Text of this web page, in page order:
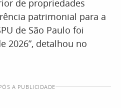
de propriedades
patrimonial para a
de São Paulo foi
2026”, detalhou no
A PUBLICIDADE